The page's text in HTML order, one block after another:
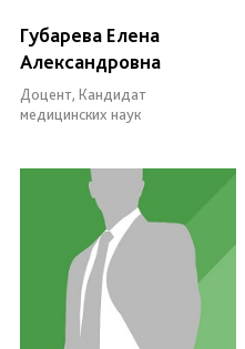
Губарева Елена
Александровна
Доцент, Кандидат
медицинских наук